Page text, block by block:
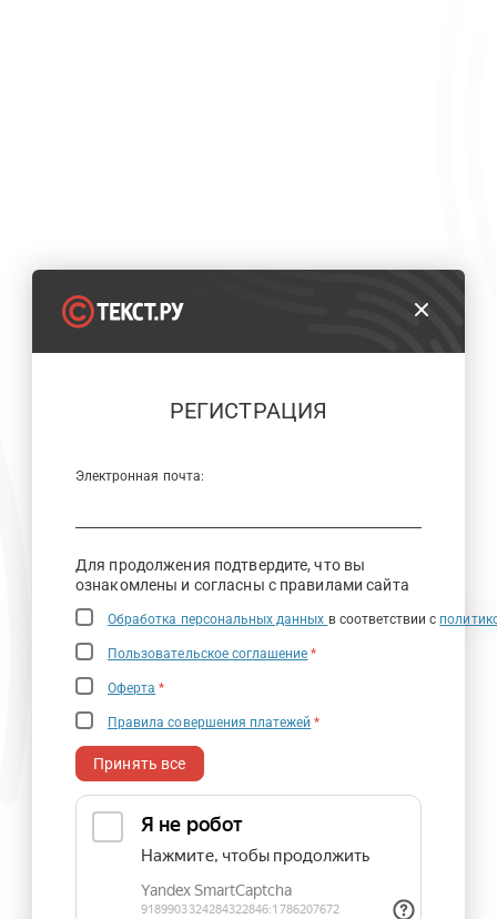
РЕГИСТРАЦИЯ
Электронная почта:
Для продолжения подтвердите, что вы
ознакомлены и согласны с правилами сайта
Обработка персональных данных в соответствии с
Пользовательское соглашение *
Оферта *
Правила совершения платежей *
Принять все